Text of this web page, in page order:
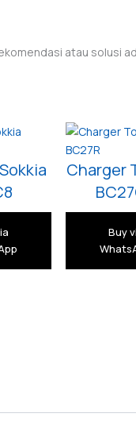
atau solusi
Charger
Buy